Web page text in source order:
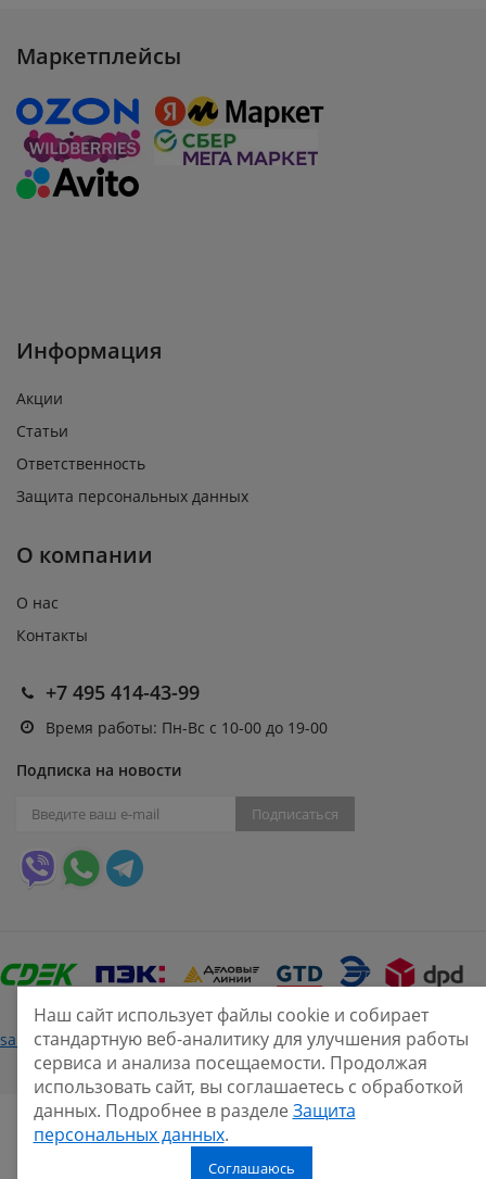
Маркетплейсы
Информация
Акции
Статьи
Ответственность
Защита персональных данных
О компании
О нас
Контакты
+7 495 414-43-99
Время работы: Пн-Вс с 10-00 до 19-00
Подписка на новости
Подписаться
sale@smarine.shop 2026Нашли ошибку?
Наш сайт использует файлы cookie и собирает
стандартную веб-аналитику для улучшения работы
сервиса и анализа посещаемости. Продолжая
использовать сайт, вы соглашаетесь с обработкой
данных. Подробнее в разделе Защита
персональных данных.
Соглашаюсь